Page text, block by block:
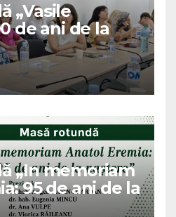
„Vasile
de ani de la
„In memoriam
95 de ani de la